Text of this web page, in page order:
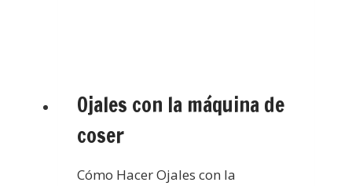
Ojales con la máquina de
coser
Cómo Hacer Ojales con la